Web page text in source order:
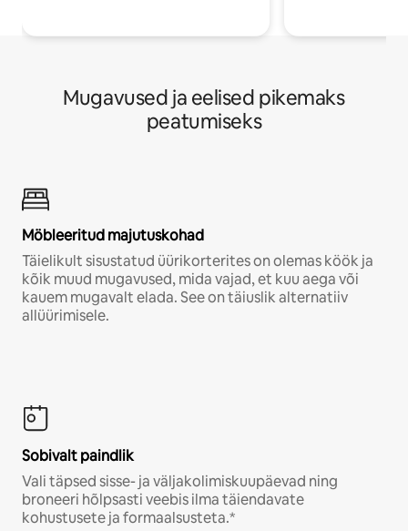
Mugavused ja eelised pikemaks
peatumiseks
Möbleeritud majutuskohad
Täielikult sisustatud üürikorterites on olemas köök ja
kõik muud mugavused, mida vajad, et kuu aega või
kauem mugavalt elada. See on täiuslik alternatiiv
allüürimisele.
Sobivalt paindlik
Vali täpsed sisse- ja väljakolimiskuupäevad ning
broneeri hõlpsasti veebis ilma täiendavate
kohustusete ja formaalsusteta.*